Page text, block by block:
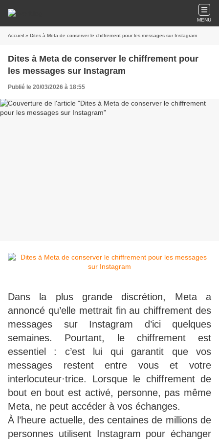
MENU
Accueil » Dites à Meta de conserver le chiffrement pour les messages sur Instagram
Dites à Meta de conserver le chiffrement pour
les messages sur Instagram
Publié le 20/03/2026 à 18:55
Dans la plus grande discrétion, Meta a
annoncé qu’elle mettrait fin au chiffrement des
messages sur Instagram d’ici quelques
semaines. Pourtant, le chiffrement est
essentiel : c’est lui qui garantit que vos
messages restent entre vous et votre
interlocuteur·trice. Lorsque le chiffrement de
bout en bout est activé, personne, pas même
Meta, ne peut accéder à vos échanges.
À l’heure actuelle, des centaines de millions de
personnes utilisent Instagram pour échanger